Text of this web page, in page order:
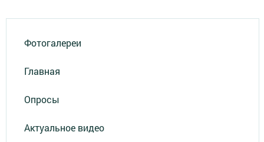
Фотогалереи
Главная
Опросы
Актуальное видео